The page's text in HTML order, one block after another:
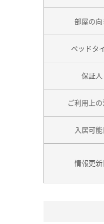
部屋の向
ベッドタ
保証人
ご利用上
入居可能
情報更新